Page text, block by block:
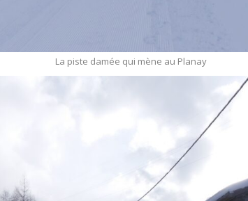
La piste damée qui mène au Planay